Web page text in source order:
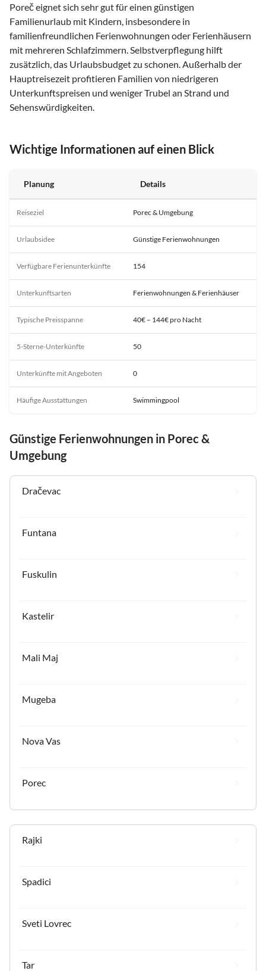
Poreč eignet sich sehr gut für einen günstigen
Familienurlaub mit Kindern, insbesondere in
familienfreundlichen Ferienwohnungen oder Ferienhäusern
mit mehreren Schlafzimmern. Selbstverpflegung hilft
zusätzlich, das Urlaubsbudget zu schonen. Außerhalb der
Hauptreisezeit profitieren Familien von niedrigeren
Unterkunftspreisen und weniger Trubel an Strand und
Sehenswürdigkeiten.
Wichtige Informationen auf einen Blick
Planung Details
Reiseziel Porec & Umgebung
Urlaubsidee Günstige Ferienwohnungen
Verfügbare Ferienunterkünfte 154
Unterkunftsarten Ferienwohnungen & Ferienhäuser
Typische Preisspanne 40€ – 144€ pro Nacht
5-Sterne-Unterkünfte 50
Unterkünfte mit Angeboten 0
Häufige Ausstattungen Swimmingpool
Günstige Ferienwohnungen in Porec &
Umgebung
Dračevac
Funtana
Fuskulin
Kastelir
Mali Maj
Mugeba
Nova Vas
Porec
Rajki
Spadici
Sveti Lovrec
Tar